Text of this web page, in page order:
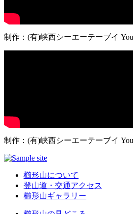
制作：(有)峡西シーエーテーブイ
制作：(有)峡西シーエーテーブイ
櫛形山について
登山道・交通アクセス
櫛形山ギャラリー